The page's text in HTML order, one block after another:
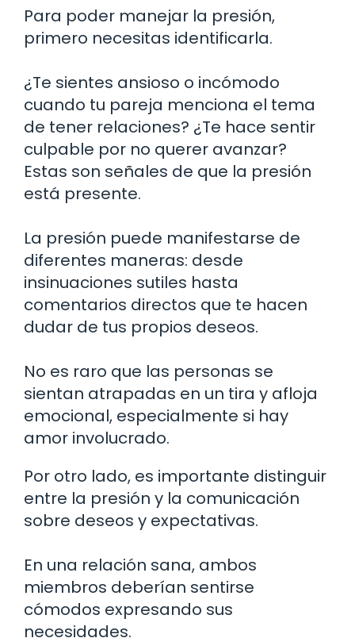
Para poder manejar la presión,
primero necesitas identificarla.
¿Te sientes ansioso o incómodo
cuando tu pareja menciona el tema
de tener relaciones? ¿Te hace sentir
culpable por no querer avanzar?
Estas son señales de que la presión
está presente.
La presión puede manifestarse de
diferentes maneras: desde
insinuaciones sutiles hasta
comentarios directos que te hacen
dudar de tus propios deseos.
No es raro que las personas se
sientan atrapadas en un tira y afloja
emocional, especialmente si hay
amor involucrado.
Por otro lado, es importante distinguir
entre la presión y la comunicación
sobre deseos y expectativas.
En una relación sana, ambos
miembros deberían sentirse
cómodos expresando sus
necesidades.